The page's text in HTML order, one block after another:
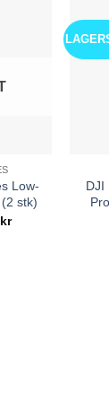
Low-
stk)
krNåværende
DJI